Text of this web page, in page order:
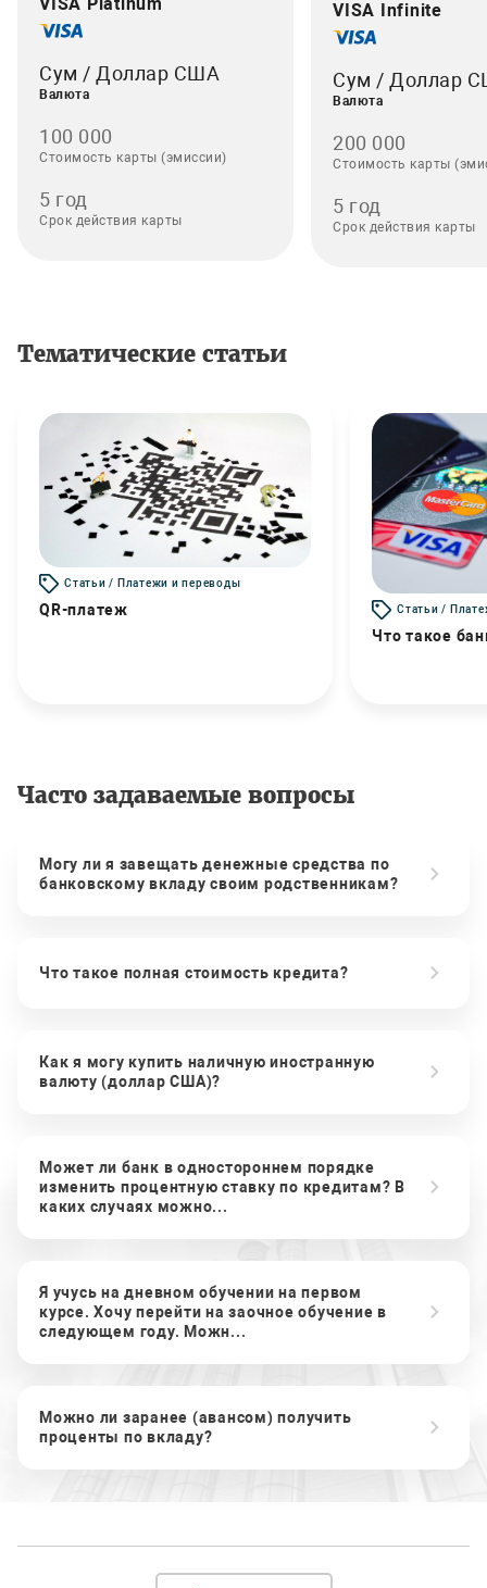
Сум / Доллар США
Валюта
100 000
Стоимость карты (эмиссии)
5 год
Срок действия карты
VISA Infinite
Сум / Доллар
Валюта
200 000
Стоимость карты
5 год
Срок действия карты
Тематические статьи
Статьи / Платежи и переводы
QR-платеж Статьи /
Что такое
Часто задаваемые вопросы
Могу ли я завещать денежные средства по
банковскому вкладу своим родственникам?
Что такое полная стоимость кредита?
Как я могу купить наличную иностранную
валюту (доллар США)?
Может ли банк в одностороннем порядке
изменить процентную ставку по кредитам? В
каких случаях можно...
Я учусь на дневном обучении на первом
курсе. Хочу перейти на заочное обучение в
следующем году. Можн...
Можно ли заранее (авансом) получить
проценты по вкладу?